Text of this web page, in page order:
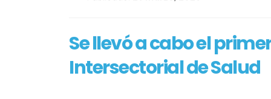
Se llevó a cabo el
Intersectorial de Salud